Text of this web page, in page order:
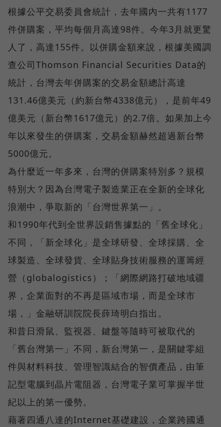
根據公平交易委員會統計，去年國內一共有1177
件併購案，平均每個月高達98件。今年3月就更驚
人了，高達155件。以併購金額來說，根據美國調
查公司Thomson Financial Securities Data的
統計，台灣去年併購案的交易金額總計高達
131.46億美元（約新台幣4338億元），是前年49
億美元（新台幣1617億元）的2.7倍。如果加上今
年以來發生的併購案，交易金額赫然超過新台幣
5000億元。
為什麼近一年多來，台灣的併購案特別多？規模
特別大？因為台灣電子製造業正在全新的全球化
浪潮中，爭取新的「台灣世界第一」。
和1990年代到全世界設銷售據點的「舊全球化」
不同，「新全球化」是全球研發、全球採購、全
球製造、全球發貨、全球貼身技術服務的運籌經
營（globalogistics）；「網際網路打破地域疆
界，企業面對的不再是區域市場，而是全球市
場，」金融研訓院院長薛琦明白指出。
和昔日滑鼠、監視器、鍵盤等隨時可被取代的
「舊台灣第一」不同，新台灣第一，是關鍵零組
件與材料科技、管理智識結合的智價產品，由筆
記型電腦到晶片電阻器，台灣電子業可掌握半世
紀以上的第一優勢。
藉著四通八達的Internet基礎建設，企業跨國通